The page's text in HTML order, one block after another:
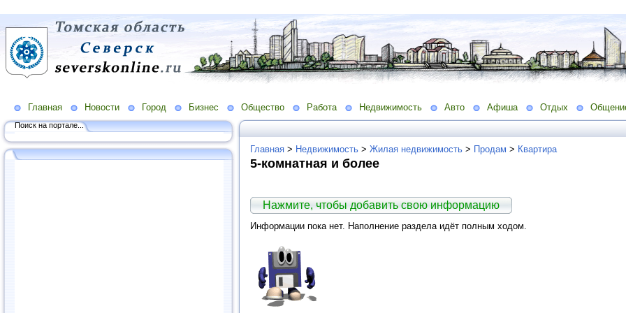
Главная Новости Город Бизнес Общество Работа Недвижимость Авто Афиша Отдых
Поиск на портале...
Главная > Недвижимость > Жилая недвижимость > Продам > Квартира
5-комнатная и более
Нажмите, чтобы добавить свою информацию
Информации пока нет. Наполнение раздела идёт полным ходом.